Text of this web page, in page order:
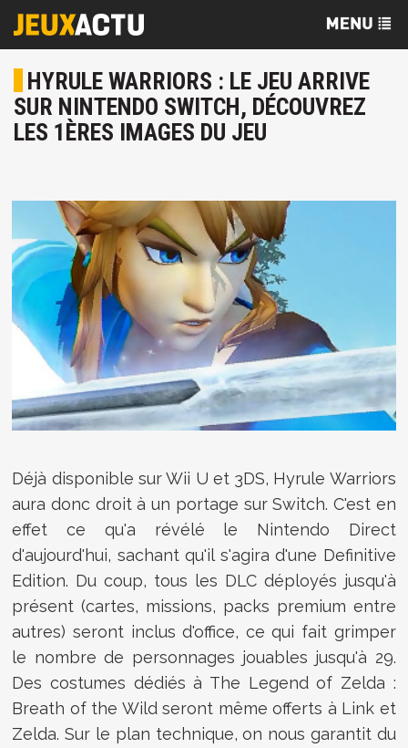
HYRULE WARRIORS : LE JEU ARRIVE
SUR NINTENDO SWITCH, DÉCOUVREZ
LES 1ÈRES IMAGES DU JEU
Déjà disponible sur Wii U et 3DS, Hyrule Warriors
aura donc droit à un portage sur Switch. C'est en
effet ce qu'a révélé le Nintendo Direct
d'aujourd'hui, sachant qu'il s'agira d'une Definitive
Edition. Du coup, tous les DLC déployés jusqu'à
présent (cartes, missions, packs premium entre
autres) seront inclus d'office, ce qui fait grimper
le nombre de personnages jouables jusqu'à 29.
Des costumes dédiés à The Legend of Zelda :
Breath of the Wild seront même offerts à Link et
Zelda. Sur le plan technique, on nous garantit du